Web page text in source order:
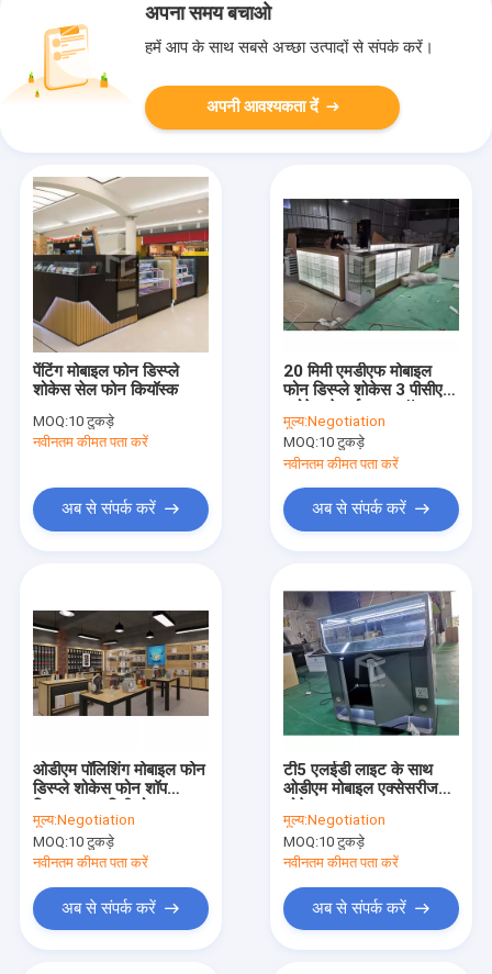
अपना समय बचाओ
हमें आप के साथ सबसे अच्छा उत्पादों से संपर्क करें।
अपनी आवश्यकता दें
पेंटिंग मोबाइल फोन डिस्प्ले
शोकेस सेल फोन कियॉस्क
MOQ:10 टुकड़े
नवीनतम कीमत पता करें
अब से संपर्क करें
20 मिमी एमडीएफ मोबाइल
फोन डिस्प्ले शोकेस 3 पीसीएस
मूल्य:Negotiation
MOQ:10 टुकड़े
नवीनतम कीमत पता करें
अब से संपर्क करें
ओडीएम पॉलिशिंग मोबाइल फोन
डिस्प्ले शोकेस फोन शॉप
एमडीएफ
मूल्य:Negotiation
MOQ:10 टुकड़े
नवीनतम कीमत पता करें
अब से संपर्क करें
टी5 एलईडी लाइट के साथ
ओडीएम मोबाइल एक्सेसरीज
मूल्य:Negotiation
MOQ:10 टुकड़े
नवीनतम कीमत पता करें
अब से संपर्क करें